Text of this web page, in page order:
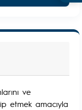
ve
etmek amacıyla